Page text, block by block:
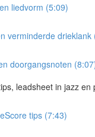
liedvorm (5:09)
verminderde drieklank
doorgangsnoten
leadsheet in jazz en
tips (7:43)